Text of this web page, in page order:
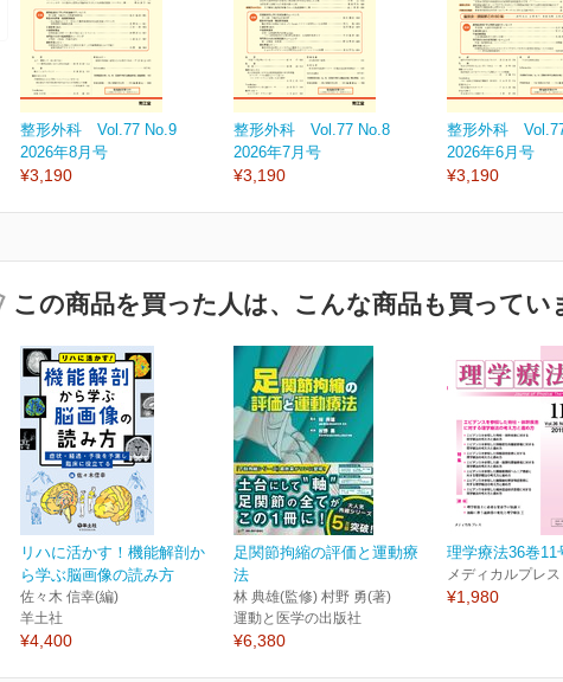
整形外科 Vol.77 No.9
2026年8月号
¥3,190
整形外科 Vol.77 No.8
2026年7月号
¥3,190
整形外科
2026年6月号
¥3,190
この商品を買った人は、こんな商品も買ってい
リハに活かす！機能解剖か
ら学ぶ脳画像の読み方
佐々木 信幸(編)
羊土社
¥4,400
足関節拘縮の評価と運動療
法
林 典雄(監修) 村野 勇(著)
運動と医学の出版社
¥6,380
理学療法36巻11
メディカルプレス
¥1,980